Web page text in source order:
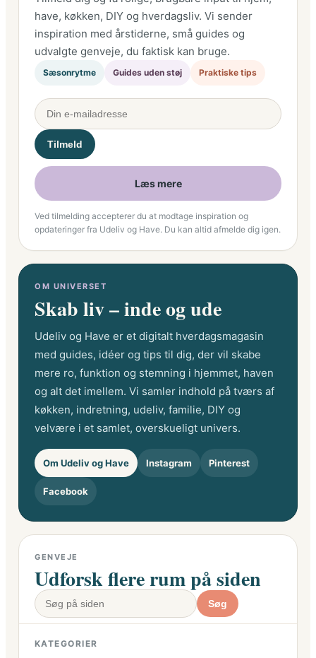
have, køkken, DIY og hverdagsliv. Vi sender
inspiration med årstiderne, små guides og
udvalgte genveje, du faktisk kan bruge.
Sæsonrytme Guides uden støj Praktiske tips
Tilmeld
Læs mere
Ved tilmelding accepterer du at modtage inspiration og
opdateringer fra Udeliv og Have. Du kan altid afmelde dig igen.
OM UNIVERSET
Skab liv – inde og ude
Udeliv og Have er et digitalt hverdagsmagasin
med guides, idéer og tips til dig, der vil skabe
mere ro, funktion og stemning i hjemmet, haven
og alt det imellem. Vi samler indhold på tværs af
køkken, indretning, udeliv, familie, DIY og
velvære i et samlet, overskueligt univers.
Om Udeliv og Have Instagram Pinterest
Facebook
GENVEJE
Udforsk flere rum på siden
Søg
KATEGORIER